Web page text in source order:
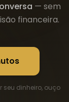
— sem
financeira.
seu dinheiro, ouço